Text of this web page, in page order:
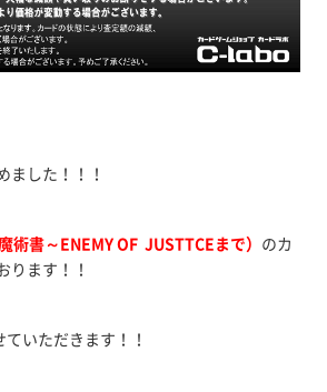
ました！！！
術書～ENEMY OF JUSTTCEまで） のカ
ります！！
いただきます！！